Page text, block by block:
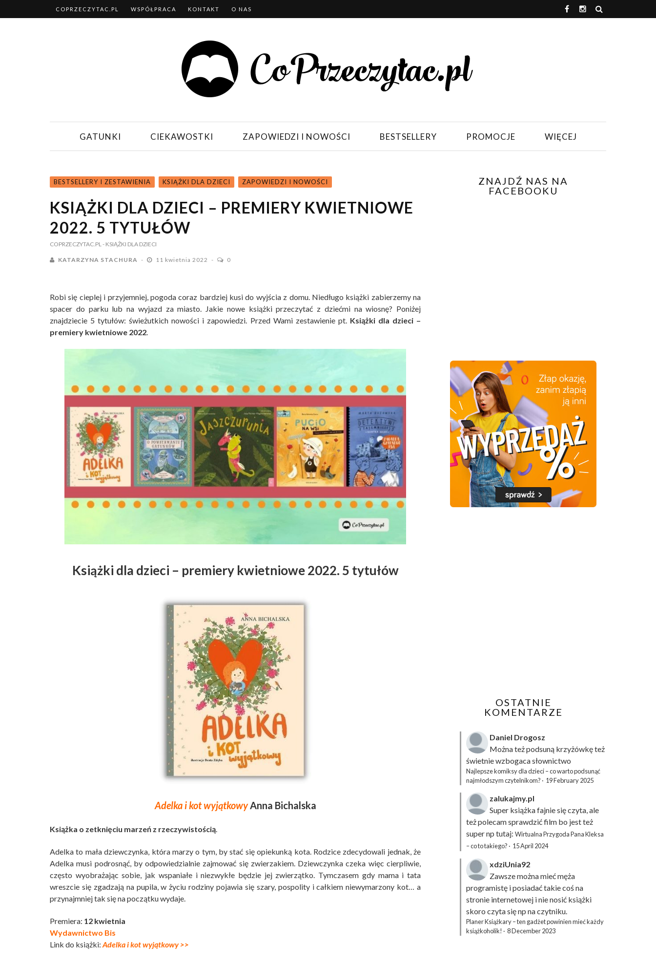
COPRZECZYTAC.PL WSPÓŁPRACA KONTAKT O NAS
GATUNKI CIEKAWOSTKI ZAPOWIEDZI I NOWOŚCI BESTSELLERY PROMOCJE WIĘCEJ
BESTSELLERY I ZESTAWIENIA KSIĄŻKI DLA DZIECI ZAPOWIEDZI I NOWOŚCI
KSIĄŻKI DLA DZIECI – PREMIERY KWIETNIOWE
2022. 5 TYTUŁÓW
COPRZECZYTAC.PL- KSIĄŻKI DLA DZIECI
KATARZYNA STACHURA 11 kwietnia 2022 0
Robi się cieplej i przyjemniej, pogoda coraz bardziej kusi do wyjścia z domu. Niedługo książki zabierzemy na
spacer do parku lub na wyjazd za miasto. Jakie nowe książki przeczytać z dziećmi na wiosnę? Poniżej
znajdziecie 5 tytułów: świeżutkich nowości i zapowiedzi. Przed Wami zestawienie pt. Książki dla dzieci –
premiery kwietniowe 2022.
Książki dla dzieci – premiery kwietniowe 2022. 5 tytułów
Adelka i kot wyjątkowyAnna Bichalska
Książka o zetknięciu marzeń z rzeczywistością.
Adelka to mała dziewczynka, która marzy o tym, by stać się opiekunką kota. Rodzice zdecydowali jednak, że
Adelka musi podrosnąć, by odpowiedzialnie zajmować się zwierzakiem. Dziewczynka czeka więc cierpliwie,
często wyobrażając sobie, jak wspaniałe i niezwykłe będzie jej zwierzątko. Tymczasem gdy mama i tata
wreszcie się zgadzają na pupila, w życiu rodziny pojawia się szary, pospolity i całkiem niewymarzony kot… a
przynajmniej tak się na początku wydaje.
Premiera: 12 kwietnia
Wydawnictwo Bis
Link do książki: Adelka i kot wyjątkowy >>
ZNAJDŹ NAS NA
FACEBOOKU
OSTATNIE
KOMENTARZE
Daniel Drogosz
Można też podsuną krzyżówkęteż
świetnie wzbogaca słownictwo
Najlepsze komiksy dla dzieci – co warto podsunąć
najmłodszym czytelnikom? · 19 February 2025
zalukajmy.pl
Super książka fajnie się czyta, ale
też polecam sprawdzić film bo jest też
super np tutaj: Wirtualna Przygoda Pana Kleksa
– co to takiego? · 15 April 2024
xdziUnia92
Zawsze można mieć męża
programistę i posiadać takie coś na
stronie internetowej i nie nosić książki
skoro czyta się np na czytniku.
Planer Książkary – ten gadżet powinien mieć każdy
książkoholik! · 8 December 2023